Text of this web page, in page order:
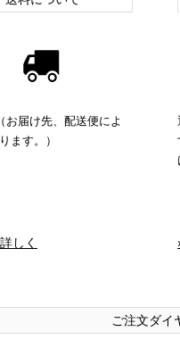
お届け先、配送便によ
ます。）
しく
ご注文ダイ